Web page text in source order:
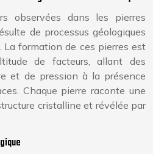
observées dans les pierres
de processus géologiques
formation de ces pierres est
de facteurs, allant des
et de pression à la présence
Chaque pierre raconte une
cristalline et révélée par